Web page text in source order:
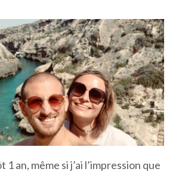
an, même si j’ai l’impression que